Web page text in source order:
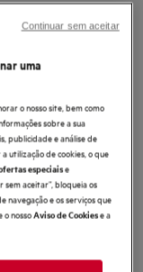
Série
Frost de
informação do produto
uma
o nosso site, bem como
sobre a sua
publicidade e análise de
utilização de cookies, o que
especiaise
aceitar”, bloqueia os
navegação e os serviços que
o nossoAviso de Cookiese a
Continuar sem aceitar